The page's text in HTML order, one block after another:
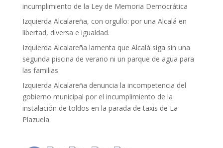
incumplimiento de la Ley de Memoria Democrática
Izquierda Alcalareña, con orgullo: por una Alcalá en
libertad, diversa e igualdad.
Izquierda Alcalareña lamenta que Alcalá siga sin una
segunda piscina de verano ni un parque de agua para
las familias
Izquierda Alcalareña denuncia la incompetencia del
gobierno municipal por el incumplimiento de la
instalación de toldos en la parada de taxis de La
Plazuela